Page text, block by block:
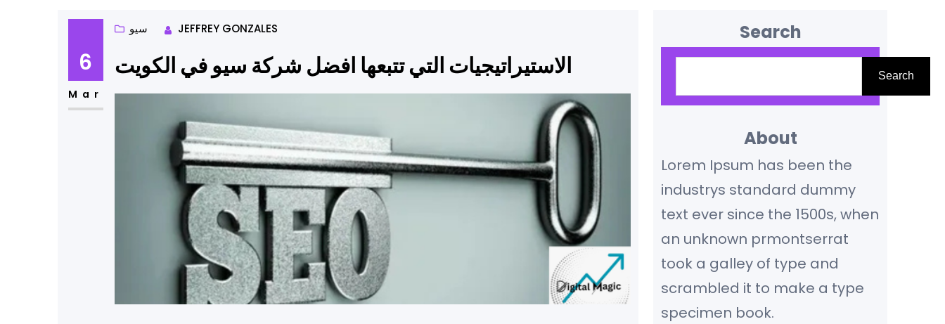
6
Mar
سيو JEFFREY GONZALES
الاستيراتيجيات التي تتبعها افضل شركة سيو في الكويت
Search
a
c
h
Search
About
Lorem Ipsum has been the
industrys standard dummy
text ever since the 1500s, when
an unknown prmontserrat
took a galley of type and
scrambled it to make a type
specimen book.